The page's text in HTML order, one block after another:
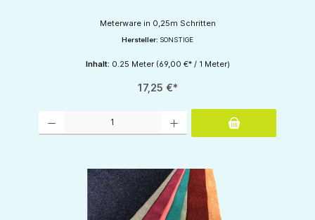
Meterware in 0,25m Schritten
Hersteller: SONSTIGE
Inhalt: 0.25 Meter (69,00 €* / 1 Meter)
17,25 €*